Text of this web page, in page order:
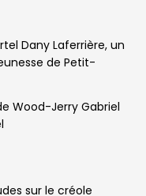
Dany Laferrière, un
de Petit-
Wood-Jerry Gabriel
sur le créole